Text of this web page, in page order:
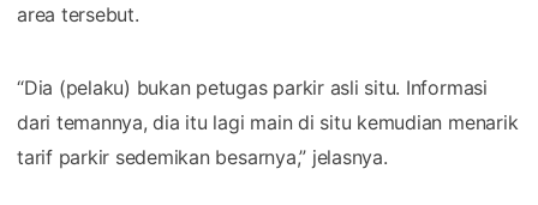
area tersebut.
“Dia (pelaku) bukan petugas parkir asli situ. Informasi
dari temannya, dia itu lagi main di situ kemudian menarik
tarif parkir sedemikan besarnya,” jelasnya.